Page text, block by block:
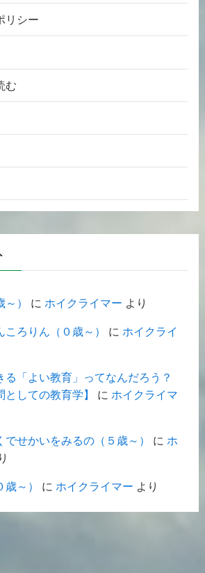
リシー
む
） に ホイクライマー より
ころりん（０歳～） に ホイクライ
る「よい教育」ってなんだろう？
としての教育学】
に ホイクライマ
でせかいをみるの（５歳～） に ホ
～） に ホイクライマー より